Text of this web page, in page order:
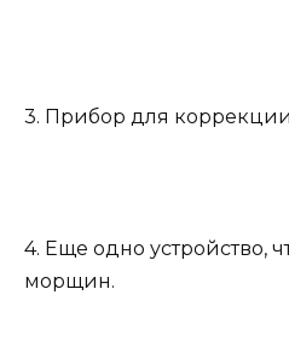
3. Прибор для
4. Еще одно устройство,
морщин.